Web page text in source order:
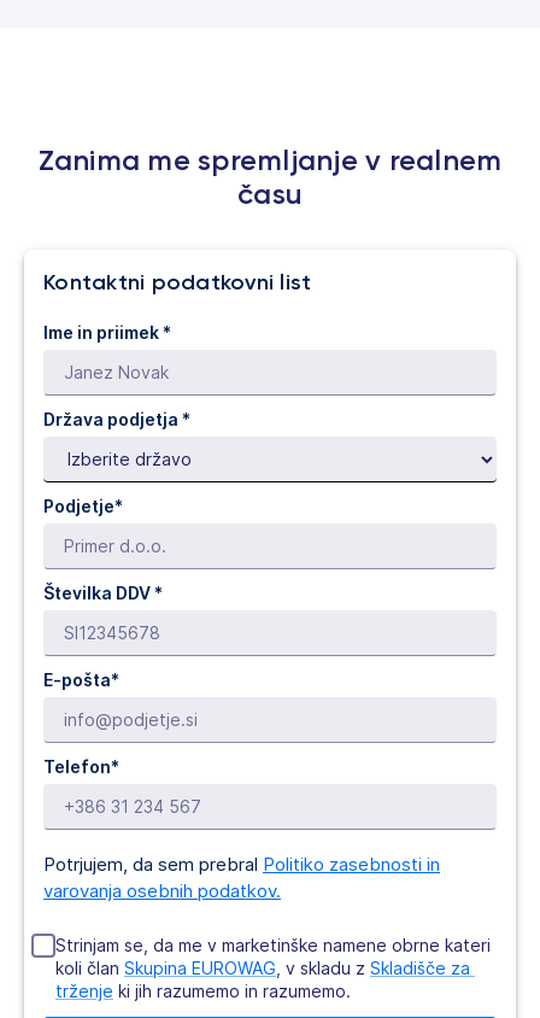
Zanima me spremljanje v realnem
času
Kontaktni podatkovni list
Ime in priimek *
Država podjetja *
Podjetje*
Številka DDV *
E-pošta*
Telefon*
Potrjujem, da sem prebral Politiko zasebnosti in
varovanja osebnih podatkov.
Strinjam se, da me v marketinške namene obrne kateri
koli član Skupina EUROWAG , v skladu z Skladišče za
trženje ki jih razumemo in razumemo.